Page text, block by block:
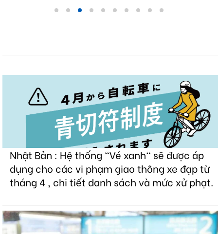
Nhật Bản : Hệ thống "Vé xanh" sẽ được áp
dụng cho các vi phạm giao thông xe đạp từ
tháng 4 , chi tiết danh sách và mức xử phạt.